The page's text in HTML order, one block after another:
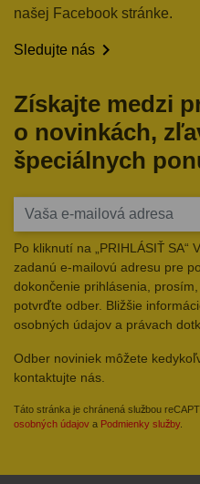
našej Facebook stránke.
Sledujte nás 
Získajte medzi
o novinkách,
špeciálnych
Po kliknutí na „PRIHLÁSIŤ SA“
zadanú e-mailovú adresu pre
dokončenie prihlásenia,
potvrďte odber. Bližšie
osobných údajov a právach
Odber noviniek môžete
kontaktujte nás.
Táto stránka je chránená službou
osobných údajov a Podmienky služby.